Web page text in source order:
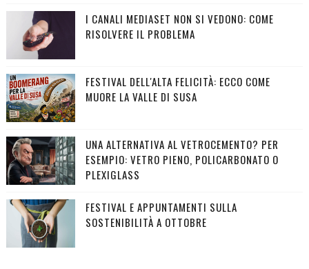
I CANALI MEDIASET NON SI VEDONO: COME
RISOLVERE IL PROBLEMA
FESTIVAL DELL'ALTA FELICITÀ: ECCO COME
MUORE LA VALLE DI SUSA
UNA ALTERNATIVA AL VETROCEMENTO? PER
ESEMPIO: VETRO PIENO, POLICARBONATO O
PLEXIGLASS
FESTIVAL E APPUNTAMENTI SULLA
SOSTENIBILITÀ A OTTOBRE